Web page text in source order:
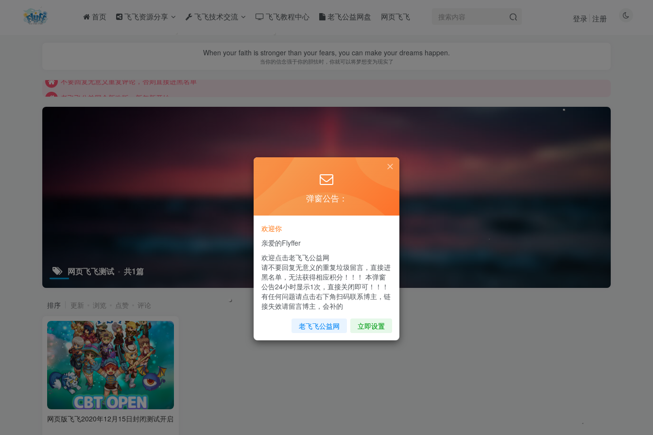
首页 飞飞资源分享 飞飞技术交流 飞飞教程中心 老飞公益网盘 网页飞飞 登录 注册
When your faith is stronger than your fears, you can make your dreams happen.
当你的信念强于你的胆怯时，你就可以将梦想变为现实了
不要回复无意义重复评论，否则直接进黑名单
网页飞飞测试 共1篇
排序 更新 浏览 点赞 评论
网页版飞飞2020年12月15日封闭测试开启
弹窗公告：
欢迎你
亲爱的Flyffer
欢迎点击老飞飞公益网
请不要回复无意义的重复垃圾留言，直接进
黑名单，无法获得相应积分！！！ 本弹窗
公告24小时显示1次，直接关闭即可！！！
有任何问题请点击右下角扫码联系博主，链
接失效请留言博主，会补的
老飞飞公益网 立即设置